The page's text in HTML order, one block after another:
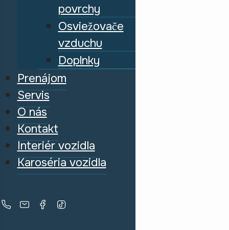
povrchy
Osviežovače
vzduchu
Doplnky
Prenájom
Servis
O nás
Kontakt
Interiér vozidla
Karoséria vozidla